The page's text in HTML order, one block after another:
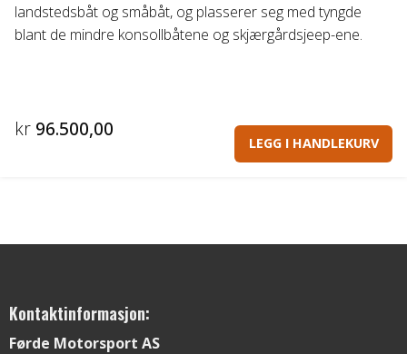
landstedsbåt og småbåt, og plasserer seg med tyngde
blant de mindre konsollbåtene og skjærgårdsjeep-ene.
kr 96.500,00
LEGG I HANDLEKURV
Kontaktinformasjon:
Førde Motorsport AS